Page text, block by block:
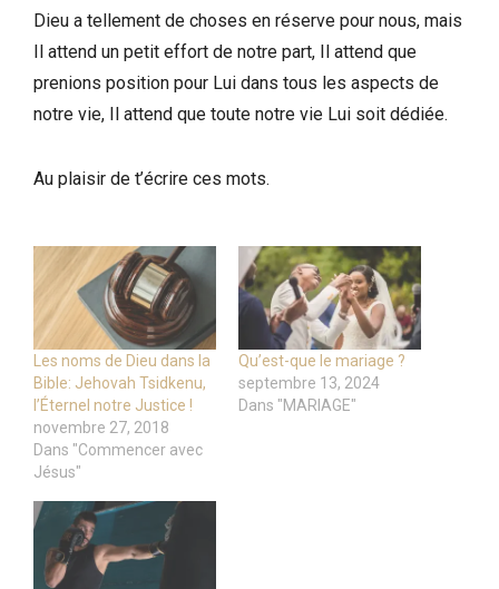
Dieu a tellement de choses en réserve pour nous, mais
Il attend un petit effort de notre part, Il attend que
prenions position pour Lui dans tous les aspects de
notre vie, Il attend que toute notre vie Lui soit dédiée.
Au plaisir de t’écrire ces mots.
Les noms de Dieu dans la
Bible: Jehovah Tsidkenu,
l’Éternel notre Justice !
novembre 27, 2018
Dans "Commencer avec
Jésus"
Qu’est-que le mariage ?
septembre 13, 2024
Dans "MARIAGE"